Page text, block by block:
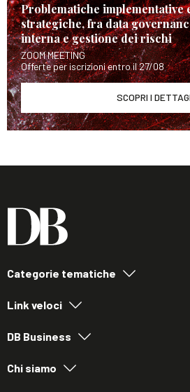
Problematiche implementative
strategiche, fra data
interna e gestione dei rischi
ZOOM MEETING
Offerte per iscrizioni entro il 27/08
SCOPRI I
Categorie tematiche
Link veloci
DB Business
Chi siamo